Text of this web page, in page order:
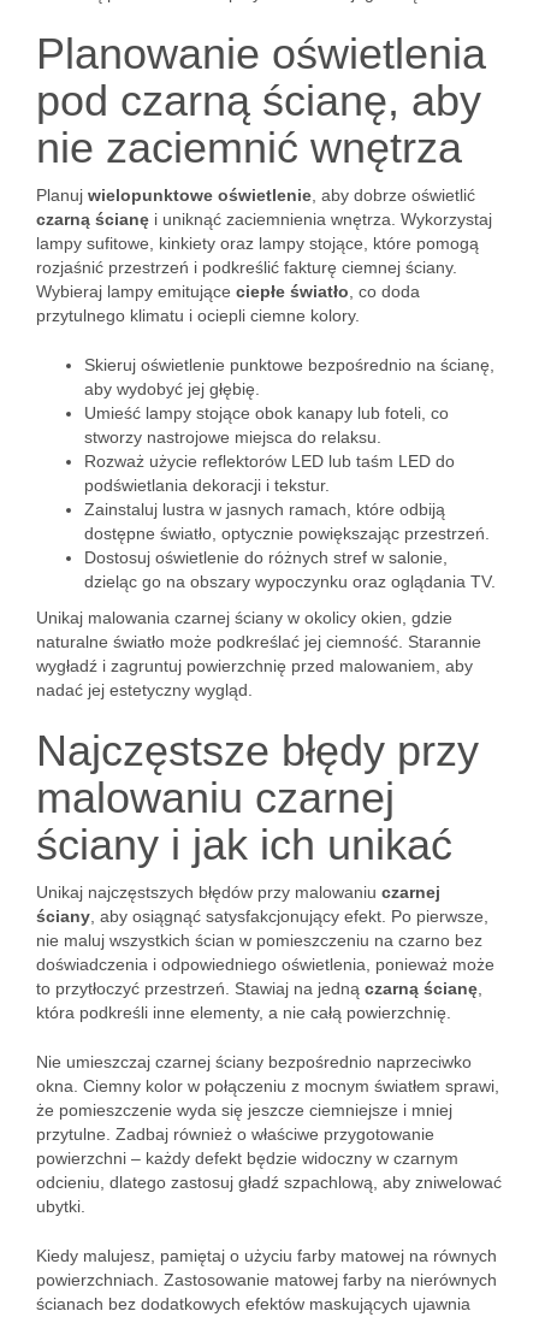
Planowanie oświetlenia
pod czarną ścianę, aby
nie zaciemnić wnętrza
Planuj wielopunktowe oświetlenie , aby dobrze oświetlić
czarną ścianę i uniknąć zaciemnienia wnętrza. Wykorzystaj
lampy sufitowe, kinkiety oraz lampy stojące, które pomogą
rozjaśnić przestrzeń i podkreślić fakturę ciemnej ściany.
Wybieraj lampy emitujące ciepłe światło , co doda
przytulnego klimatu i ociepli ciemne kolory.
Skieruj oświetlenie punktowe bezpośrednio na ścianę,
aby wydobyć jej głębię.
Umieść lampy stojące obok kanapy lub foteli, co
stworzy nastrojowe miejsca do relaksu.
Rozważ użycie reflektorów LED lub taśm LED do
podświetlania dekoracji i tekstur.
Zainstaluj lustra w jasnych ramach, które odbiją
dostępne światło, optycznie powiększając przestrzeń.
Dostosuj oświetlenie do różnych stref w salonie,
dzieląc go na obszary wypoczynku oraz oglądania TV.
Unikaj malowania czarnej ściany w okolicy okien, gdzie
naturalne światło może podkreślać jej ciemność. Starannie
wygładź i zagruntuj powierzchnię przed malowaniem, aby
nadać jej estetyczny wygląd.
Najczęstsze błędy przy
malowaniu czarnej
ściany i jak ich unikać
Unikaj najczęstszych błędów przy malowaniu czarnej
ściany , aby osiągnąć satysfakcjonujący efekt. Po pierwsze,
nie maluj wszystkich ścian w pomieszczeniu na czarno bez
doświadczenia i odpowiedniego oświetlenia, ponieważ może
to przytłoczyć przestrzeń. Stawiaj na jedną czarną ścianę
która podkreśli inne elementy, a nie całą powierzchnię.
Nie umieszczaj czarnej ściany bezpośrednio naprzeciwko
okna. Ciemny kolor w połączeniu z mocnym światłem sprawi,
że pomieszczenie wyda się jeszcze ciemniejsze i mniej
przytulne. Zadbaj również o właściwe przygotowanie
powierzchni – każdy defekt będzie widoczny w czarnym
odcieniu, dlatego zastosuj gładź szpachlową, aby zniwelować
ubytki.
Kiedy malujesz, pamiętaj o użyciu farby matowej na równych
powierzchniach. Zastosowanie matowej farby na nierównych
ścianach bez dodatkowych efektów maskujących ujawnia